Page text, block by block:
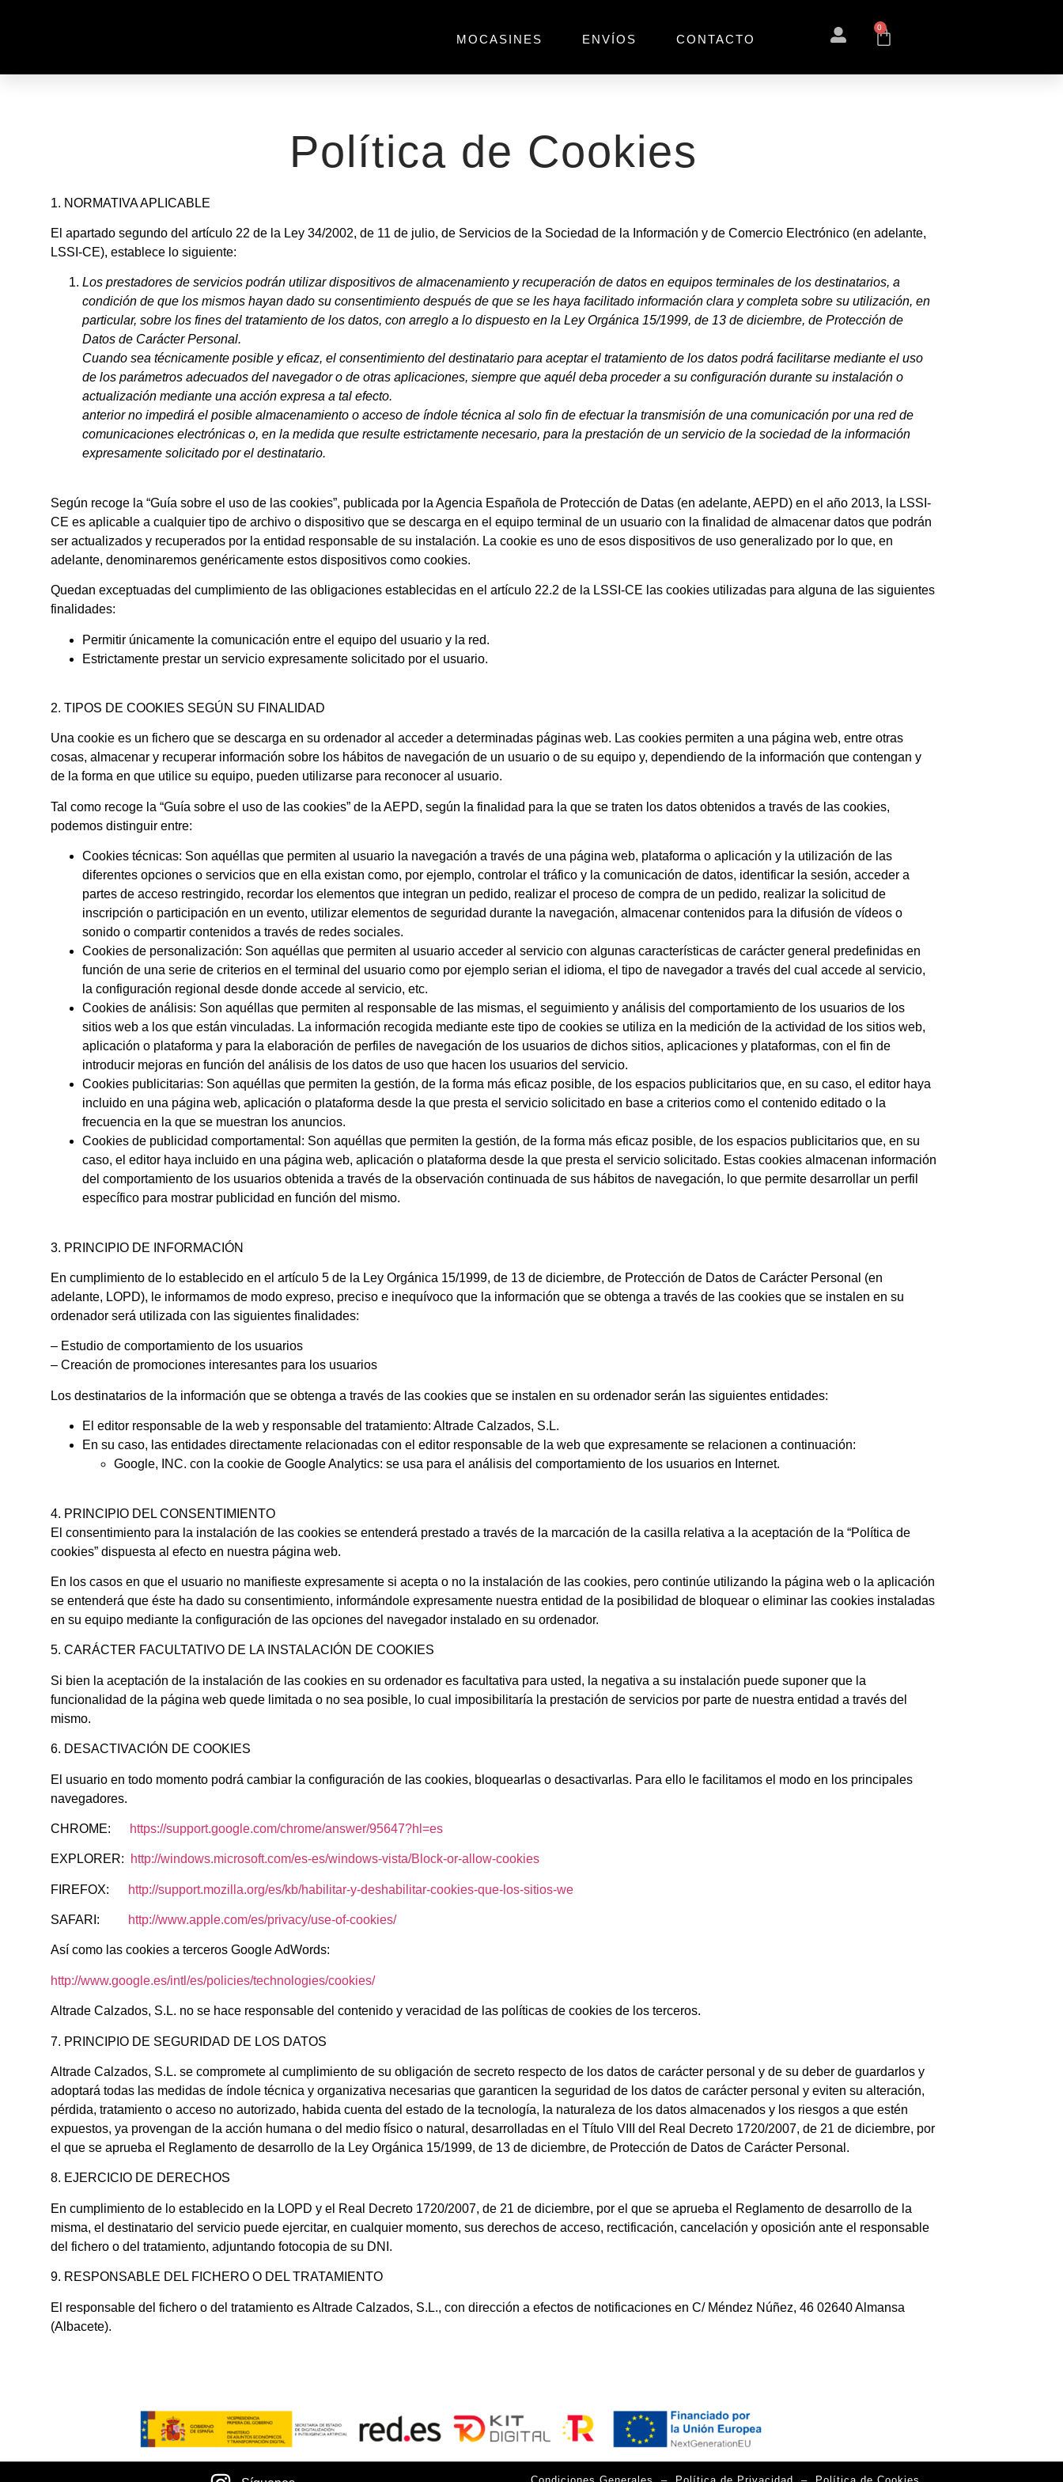
MOCASINES ENVÍOS CONTACTO
0
Política de Cookies
1. NORMATIVA APLICABLE
El apartado segundo del artículo 22 de la Ley 34/2002, de 11 de julio, de Servicios de la Sociedad de la Información y de Comercio Electrónico (en adelante,
LSSI-CE), establece lo siguiente:
Los prestadores de servicios podrán utilizar dispositivos de almacenamiento y recuperación de datos en equipos terminales de los destinatarios, a
condición de que los mismos hayan dado su consentimiento después de que se les haya facilitado información clara y completa sobre su utilización, en
particular, sobre los fines del tratamiento de los datos, con arreglo a lo dispuesto en la Ley Orgánica 15/1999, de 13 de diciembre, de Protección de
Datos de Carácter Personal.
Cuando sea técnicamente posible y eficaz, el consentimiento del destinatario para aceptar el tratamiento de los datos podrá facilitarse mediante el uso
de los parámetros adecuados del navegador o de otras aplicaciones, siempre que aquél deba proceder a su configuración durante su instalación o
actualización mediante una acción expresa a tal efecto.
anterior no impedirá el posible almacenamiento o acceso de índole técnica al solo fin de efectuar la transmisión de una comunicación por una red de
comunicaciones electrónicas o, en la medida que resulte estrictamente necesario, para la prestación de un servicio de la sociedad de la información
expresamente solicitado por el destinatario.
Según recoge la “Guía sobre el uso de las cookies”, publicada por la Agencia Española de Protección de Datas (en adelante, AEPD) en el año 2013, la LSSI-
CE es aplicable a cualquier tipo de archivo o dispositivo que se descarga en el equipo terminal de un usuario con la finalidad de almacenar datos que podrán
ser actualizados y recuperados por la entidad responsable de su instalación. La cookie es uno de esos dispositivos de uso generalizado por lo que, en
adelante, denominaremos genéricamente estos dispositivos como cookies.
Quedan exceptuadas del cumplimiento de las obligaciones establecidas en el artículo 22.2 de la LSSI-CE las cookies utilizadas para alguna de las siguientes
finalidades:
Permitir únicamente la comunicación entre el equipo del usuario y la red.
Estrictamente prestar un servicio expresamente solicitado por el usuario.
2. TIPOS DE COOKIES SEGÚN SU FINALIDAD
Una cookie es un fichero que se descarga en su ordenador al acceder a determinadas páginas web. Las cookies permiten a una página web, entre otras
cosas, almacenar y recuperar información sobre los hábitos de navegación de un usuario o de su equipo y, dependiendo de la información que contengan y
de la forma en que utilice su equipo, pueden utilizarse para reconocer al usuario.
Tal como recoge la “Guía sobre el uso de las cookies” de la AEPD, según la finalidad para la que se traten los datos obtenidos a través de las cookies,
podemos distinguir entre:
Cookies técnicas: Son aquéllas que permiten al usuario la navegación a través de una página web, plataforma o aplicación y la utilización de las
diferentes opciones o servicios que en ella existan como, por ejemplo, controlar el tráfico y la comunicación de datos, identificar la sesión, acceder a
partes de acceso restringido, recordar los elementos que integran un pedido, realizar el proceso de compra de un pedido, realizar la solicitud de
inscripción o participación en un evento, utilizar elementos de seguridad durante la navegación, almacenar contenidos para la difusión de vídeos o
sonido o compartir contenidos a través de redes sociales.
Cookies de personalización: Son aquéllas que permiten al usuario acceder al servicio con algunas características de carácter general predefinidas en
función de una serie de criterios en el terminal del usuario como por ejemplo serian el idioma, el tipo de navegador a través del cual accede al servicio,
la configuración regional desde donde accede al servicio, etc.
Cookies de análisis: Son aquéllas que permiten al responsable de las mismas, el seguimiento y análisis del comportamiento de los usuarios de los
sitios web a los que están vinculadas. La información recogida mediante este tipo de cookies se utiliza en la medición de la actividad de los sitios web,
aplicación o plataforma y para la elaboración de perfiles de navegación de los usuarios de dichos sitios, aplicaciones y plataformas, con el fin de
introducir mejoras en función del análisis de los datos de uso que hacen los usuarios del servicio.
Cookies publicitarias: Son aquéllas que permiten la gestión, de la forma más eficaz posible, de los espacios publicitarios que, en su caso, el editor haya
incluido en una página web, aplicación o plataforma desde la que presta el servicio solicitado en base a criterios como el contenido editado o la
frecuencia en la que se muestran los anuncios.
Cookies de publicidad comportamental: Son aquéllas que permiten la gestión, de la forma más eficaz posible, de los espacios publicitarios que, en su
caso, el editor haya incluido en una página web, aplicación o plataforma desde la que presta el servicio solicitado. Estas cookies almacenan información
del comportamiento de los usuarios obtenida a través de la observación continuada de sus hábitos de navegación, lo que permite desarrollar un perfil
específico para mostrar publicidad en función del mismo.
3. PRINCIPIO DE INFORMACIÓN
En cumplimiento de lo establecido en el artículo 5 de la Ley Orgánica 15/1999, de 13 de diciembre, de Protección de Datos de Carácter Personal (en
adelante, LOPD), le informamos de modo expreso, preciso e inequívoco que la información que se obtenga a través de las cookies que se instalen en su
ordenador será utilizada con las siguientes finalidades:
– Estudio de comportamiento de los usuarios
– Creación de promociones interesantes para los usuarios
Los destinatarios de la información que se obtenga a través de las cookies que se instalen en su ordenador serán las siguientes entidades:
El editor responsable de la web y responsable del tratamiento: Altrade Calzados, S.L.
En su caso, las entidades directamente relacionadas con el editor responsable de la web que expresamente se relacionen a continuación:
Google, INC. con la cookie de Google Analytics: se usa para el análisis del comportamiento de los usuarios en Internet.
4. PRINCIPIO DEL CONSENTIMIENTO
El consentimiento para la instalación de las cookies se entenderá prestado a través de la marcación de la casilla relativa a la aceptación de la “Política de
cookies” dispuesta al efecto en nuestra página web.
En los casos en que el usuario no manifieste expresamente si acepta o no la instalación de las cookies, pero continúe utilizando la página web o la aplicación
se entenderá que éste ha dado su consentimiento, informándole expresamente nuestra entidad de la posibilidad de bloquear o eliminar las cookies instaladas
en su equipo mediante la configuración de las opciones del navegador instalado en su ordenador.
5. CARÁCTER FACULTATIVO DE LA INSTALACIÓN DE COOKIES
Si bien la aceptación de la instalación de las cookies en su ordenador es facultativa para usted, la negativa a su instalación puede suponer que la
funcionalidad de la página web quede limitada o no sea posible, lo cual imposibilitaría la prestación de servicios por parte de nuestra entidad a través del
mismo.
6. DESACTIVACIÓN DE COOKIES
El usuario en todo momento podrá cambiar la configuración de las cookies, bloquearlas o desactivarlas. Para ello le facilitamos el modo en los principales
navegadores.
CHROME: https://support.google.com/chrome/answer/95647?hl=es
EXPLORER: http://windows.microsoft.com/es-es/windows-vista/Block-or-allow-cookies
FIREFOX: http://support.mozilla.org/es/kb/habilitar-y-deshabilitar-cookies-que-los-sitios-we
SAFARI: http://www.apple.com/es/privacy/use-of-cookies/
Así como las cookies a terceros Google AdWords:
http://www.google.es/intl/es/policies/technologies/cookies/
Altrade Calzados, S.L. no se hace responsable del contenido y veracidad de las políticas de cookies de los terceros.
7. PRINCIPIO DE SEGURIDAD DE LOS DATOS
Altrade Calzados, S.L. se compromete al cumplimiento de su obligación de secreto respecto de los datos de carácter personal y de su deber de guardarlos y
adoptará todas las medidas de índole técnica y organizativa necesarias que garanticen la seguridad de los datos de carácter personal y eviten su alteración,
pérdida, tratamiento o acceso no autorizado, habida cuenta del estado de la tecnología, la naturaleza de los datos almacenados y los riesgos a que estén
expuestos, ya provengan de la acción humana o del medio físico o natural, desarrolladas en el Título VIII del Real Decreto 1720/2007, de 21 de diciembre, por
el que se aprueba el Reglamento de desarrollo de la Ley Orgánica 15/1999, de 13 de diciembre, de Protección de Datos de Carácter Personal.
8. EJERCICIO DE DERECHOS
En cumplimiento de lo establecido en la LOPD y el Real Decreto 1720/2007, de 21 de diciembre, por el que se aprueba el Reglamento de desarrollo de la
misma, el destinatario del servicio puede ejercitar, en cualquier momento, sus derechos de acceso, rectificación, cancelación y oposición ante el responsable
del fichero o del tratamiento, adjuntando fotocopia de su DNI.
9. RESPONSABLE DEL FICHERO O DEL TRATAMIENTO
El responsable del fichero o del tratamiento es Altrade Calzados, S.L., con dirección a efectos de notificaciones en C/ Méndez Núñez, 46 02640 Almansa
(Albacete).